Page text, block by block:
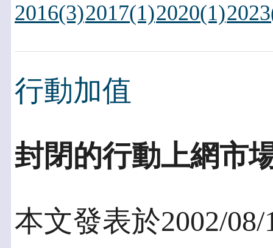
2016(3)2017(1)2020(1)
行動加值
封閉的行動上網市
本文發表於2002/08/